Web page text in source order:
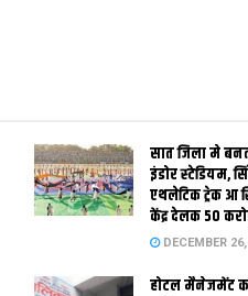
सात जिला मे
इंडोर स्‍टेडि‍यम,
एथलेटिक ट्रेक आ
केंद्र देलक 50
DECEMBER
होटल मैनेजमेंट क